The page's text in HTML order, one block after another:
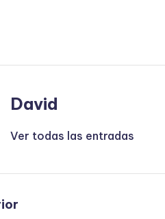
David
Ver todas las entradas